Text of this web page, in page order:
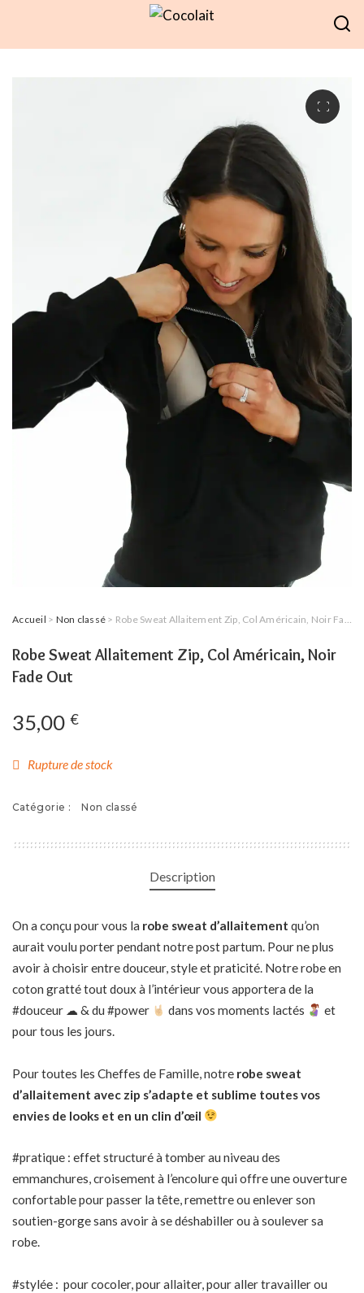
Accueil > Non classé > Robe Sweat Allaitement Zip, Col Américain, Noir Fade Out
Robe Sweat Allaitement Zip, Col Américain, Noir
Fade Out
35,00 €
Rupture de stock
Catégorie : Non classé
Description
On a conçu pour vous la robe sweat d’allaitement qu’on
aurait voulu porter pendant notre post partum. Pour ne plus
avoir à choisir entre douceur, style et praticité. Notre robe en
coton gratté tout doux à l’intérieur vous apportera de la
#douceur ☁ & du #power
dans vos moments lactés
et
pour tous les jours.
Pour toutes les Cheffes de Famille, notre robe sweat
d’allaitement avec zip s’adapte et sublime toutes vos
envies de looks et en un clin d’œil
#pratique : effet structuré à tomber au niveau des
emmanchures, croisement à l’encolure qui offre une ouverture
confortable pour passer la tête, remettre ou enlever son
soutien-gorge sans avoir à se déshabiller ou à soulever sa
robe.
#stylée : pour cocoler, pour allaiter, pour aller travailler ou